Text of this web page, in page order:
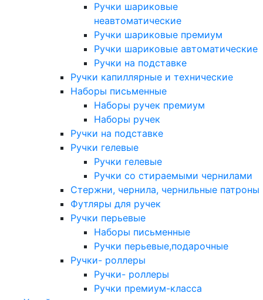
Ручки шариковые
неавтоматические
Ручки шариковые премиум
Ручки шариковые автоматические
Ручки на подставке
Ручки капиллярные и технические
Наборы письменные
Наборы ручек премиум
Наборы ручек
Ручки на подставке
Ручки гелевые
Ручки гелевые
Ручки со стираемыми чернилами
Стержни, чернила, чернильные патроны
Футляры для ручек
Ручки перьевые
Наборы письменные
Ручки перьевые,подарочные
Ручки- роллеры
Ручки- роллеры
Ручки премиум-класса